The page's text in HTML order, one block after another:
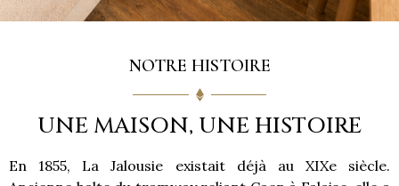
NOTRE HISTOIRE
UNE MAISON, UNE HISTOIRE
En 1855, La Jalousie existait déjà au XIXe siècle.